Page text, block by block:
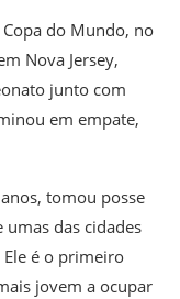
do Mundo, no
Nova Jersey,
junto com
em empate,
tomou posse
das cidades
é o primeiro
jovem a ocupar